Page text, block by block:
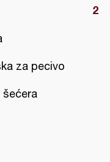
za pecivo
šećera